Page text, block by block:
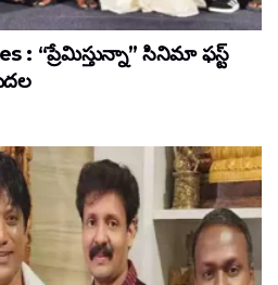
: “ప్రేమిస్తున్నా” సినిమా ఫస్ట్